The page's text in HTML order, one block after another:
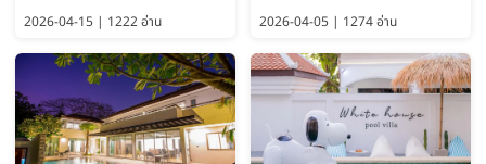
2026-04-15 | 1222 อ่าน
Bangkok อัปเดตล่าสุด
2026-04-05 | 1274 อ่าน